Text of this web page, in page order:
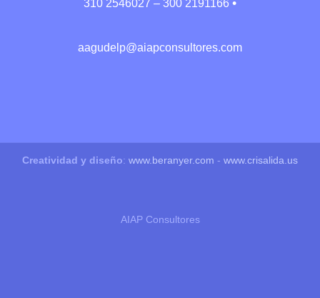
310 2546027 – 300 2191166 •
aagudelp@aiapconsultores.com
Creatividad y diseño: www.beranyer.com - www.crisalida.us
AIAP Consultores